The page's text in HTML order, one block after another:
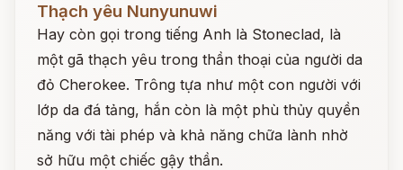
Thạch yêu Nunyunuwi
Hay còn gọi trong tiếng Anh là Stoneclad, là
một gã thạch yêu trong thần thoại của người da
đỏ Cherokee. Trông tựa như một con người với
lớp da đá tảng, hắn còn là một phù thủy quyền
năng với tài phép và khả năng chữa lành nhờ
sở hữu một chiếc gậy thần.